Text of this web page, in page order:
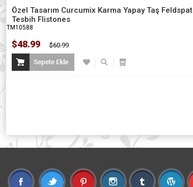
Özel Tasarım Curcumix Karma Yapay Taş Feldspat
Tesbih Flistones
TM10588
$48.99 $60.99